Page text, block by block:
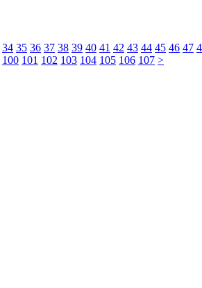
34 35 36 37 38 39 40 41 42 43 44 45 46 47
100 101 102 103 104 105 106 107 >